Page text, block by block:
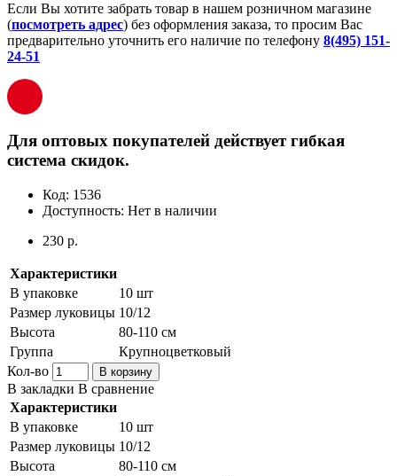
Если Вы хотите забрать товар в нашем розничном магазине
(посмотреть адрес) без оформления заказа, то просим Вас
предварительно уточнить его наличие по телефону 8(495) 151-
24-51
Для оптовых покупателей действует гибкая
система скидок.
Код: 1536
Доступность: Нет в наличии
230 р.
Характеристики
В упаковке
10 шт
Размер луковицы 10/12
Высота
80-110 см
Группа
Крупноцветковый
Кол-во
В корзину
В закладки В сравнение
Характеристики
В упаковке
10 шт
Размер луковицы 10/12
Высота
80-110 см